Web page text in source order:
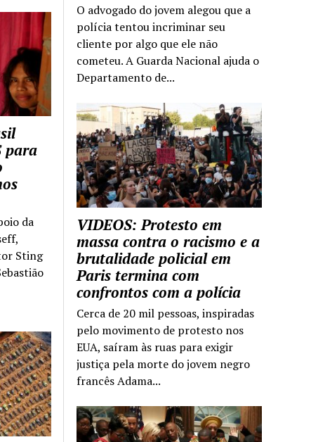
O advogado do jovem alegou que a
polícia tentou incriminar seu
cliente por algo que ele não
cometeu. A Guarda Nacional ajuda o
Departamento de...
VIDEOS: Protesto em
massa contra o racismo e a
brutalidade policial em
Paris termina com
confrontos com a polícia
Cerca de 20 mil pessoas, inspiradas
pelo movimento de protesto nos
EUA, saíram às ruas para exigir
justiça pela morte do jovem negro
francês Adama...
para
da
Sting